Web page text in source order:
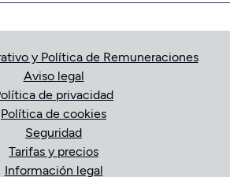
y Política de Remuneraciones
Aviso legal
de privacidad
Política de cookies
Seguridad
Tarifas y precios
Información legal